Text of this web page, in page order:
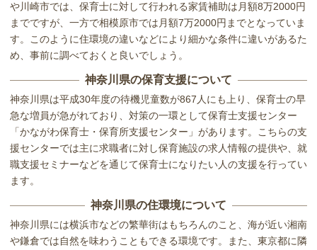
や川崎市では、保育士に対して行われる家賃補助は月額8万2000円
までですが、一方で相模原市では月額7万2000円までとなっていま
す。このように住環境の違いなどにより細かな条件に違いがあるた
め、事前に調べておくと良いでしょう。
神奈川県の保育支援について
神奈川県は平成30年度の待機児童数が867人にも上り、保育士の早
急な増員が急がれており、対策の一環として保育士支援センター
「かながわ保育士・保育所支援センター」があります。こちらの支
援センターでは主に求職者に対し保育施設の求人情報の提供や、就
職支援セミナーなどを通じて保育士になりたい人の支援を行ってい
ます。
神奈川県の住環境について
神奈川県には横浜市などの繁華街はもちろんのこと、海が近い湘南
や鎌倉では自然を味わうこともできる環境です。また、東京都に隣